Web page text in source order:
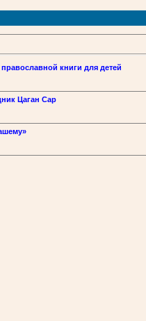
книги для детей
Цаган Сар